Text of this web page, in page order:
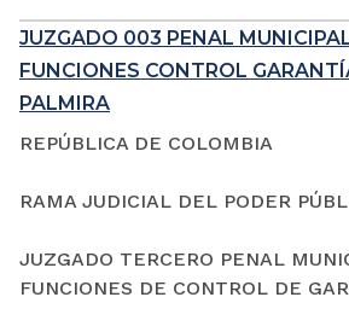
JUZGADO 003 PENAL
FUNCIONES CONTROL
PALMIRA
REPÚBLICA DE COLOMBIA
RAMA JUDICIAL DEL PODER
JUZGADO TERCERO PENAL
FUNCIONES DE CONTROL DE